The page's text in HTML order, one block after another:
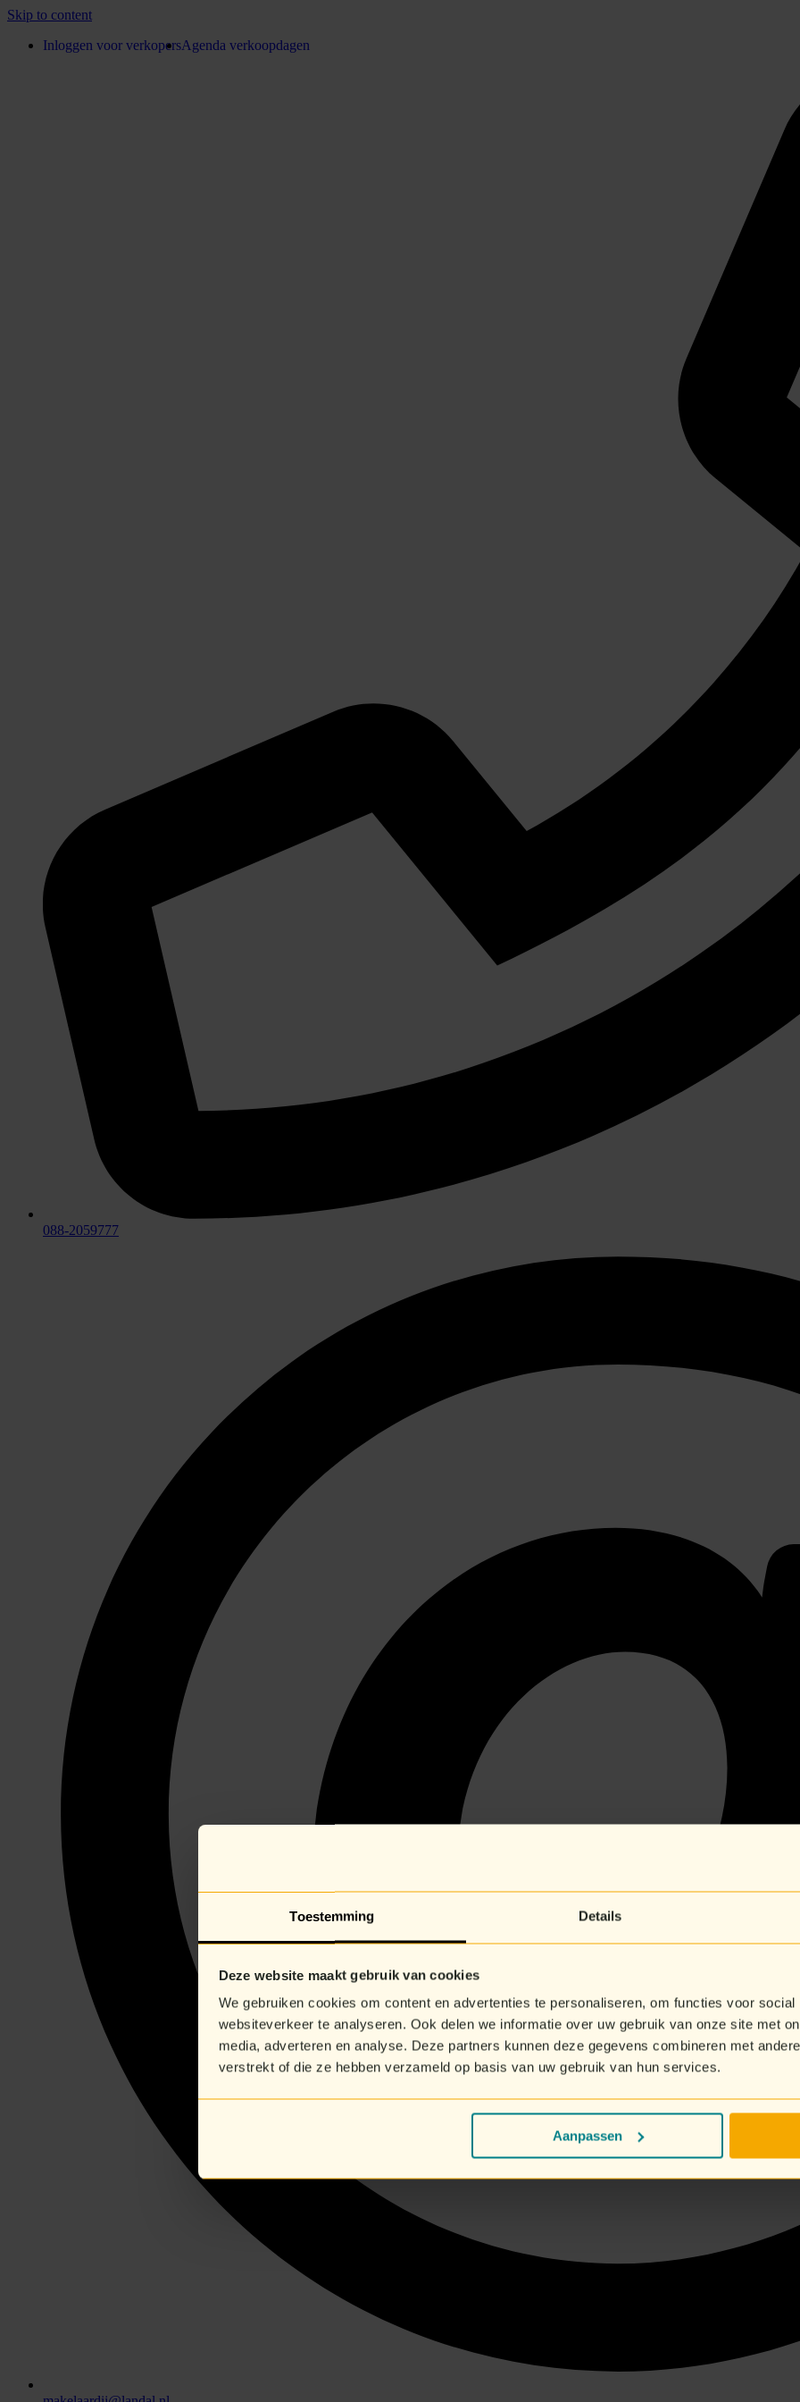
Toestemming Details
Deze website maakt gebruik van cookies
We gebruiken cookies om content en advertenties te personaliseren, om functies voor
websiteverkeer te analyseren. Ook delen we informatie over uw gebruik van onze site met
media, adverteren en analyse. Deze partners kunnen deze gegevens combineren met
verstrekt of die ze hebben verzameld op basis van uw gebruik van hun services.
Aanpassen
Skip to content
Inloggen voor verkopersAgenda verkoopdagen
088-2059777